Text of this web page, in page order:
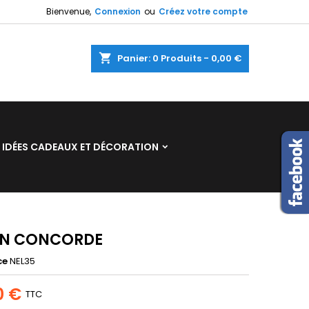
Bienvenue, Connexion ou Créez votre compte
shopping_cart Panier: 0 Produits - 0,00 €
IDÉES CADEAUX ET DÉCORATION
CONCORDE
NEL35
€ TTC